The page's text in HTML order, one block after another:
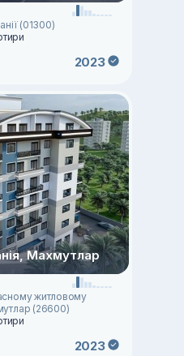
(01300)
2023
Махмутлар
житловому
(26600)
2023